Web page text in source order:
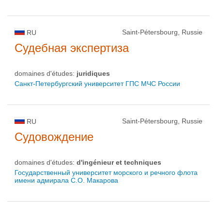
RU Saint-Pétersbourg, Russie
Судебная экспертиза
domaines d'études: juridiques
Санкт-Петербургский университет ГПС МЧС России
RU Saint-Pétersbourg, Russie
Судовождение
domaines d'études: d'ingénieur et techniques
Государственный университет морского и речного флота
имени адмирала С.О. Макарова